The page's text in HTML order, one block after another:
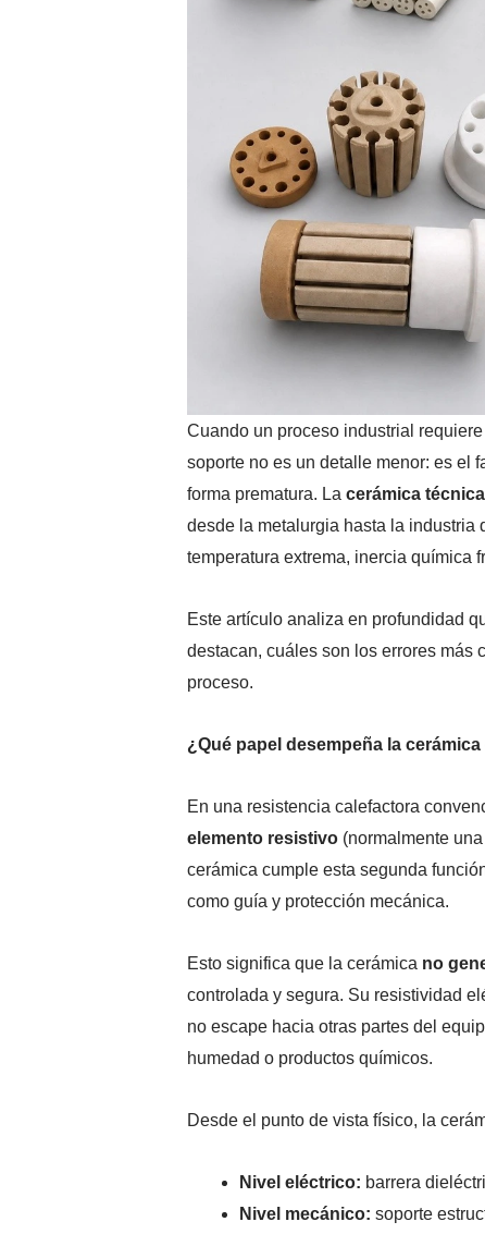
Cuando un proceso industrial
soporte no es un detalle menor: es el
forma prematura. La cerámica
desde la metalurgia hasta la
temperatura extrema, inercia química
Este artículo analiza en profundidad
destacan, cuáles son los errores más
proceso.
¿Qué papel desempeña la
En una resistencia calefactora
elemento resistivo (normalmente
cerámica cumple esta segunda
como guía y protección mecánica.
Esto significa que la cerámica no
controlada y segura. Su resistividad
no escape hacia otras partes del
humedad o productos químicos.
Desde el punto de vista físico, la
Nivel eléctrico: barrera
Nivel mecánico: soporte